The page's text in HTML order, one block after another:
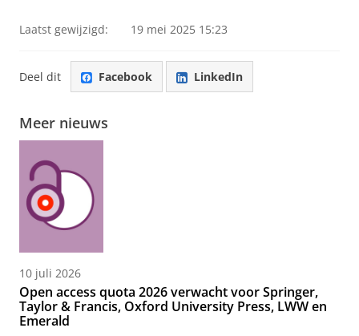
Laatst gewijzigd: 19 mei 2025 15:23
Deel dit Facebook LinkedIn
Meer nieuws
10 juli 2026
Open access quota 2026 verwacht voor Springer,
Taylor & Francis, Oxford University Press, LWW en
Emerald